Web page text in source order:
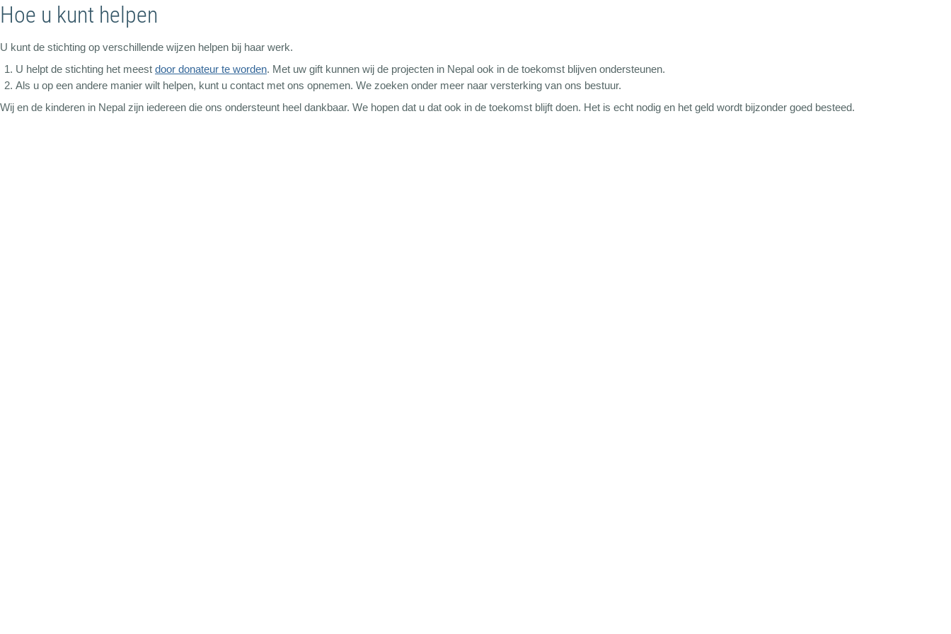
Hoe u kunt helpen
U kunt de stichting op verschillende wijzen helpen bij haar werk.
U helpt de stichting het meest door donateur te worden. Met uw gift kunnen wij de projecten in Nepal ook in de toekomst blijven ondersteunen.
Als u op een andere manier wilt helpen, kunt u contact met ons opnemen. We zoeken onder meer naar versterking van ons bestuur.
Wij en de kinderen in Nepal zijn iedereen die ons ondersteunt heel dankbaar. We hopen dat u dat ook in de toekomst blijft doen. Het is echt nodig en het geld wordt bijzonder goed besteed.